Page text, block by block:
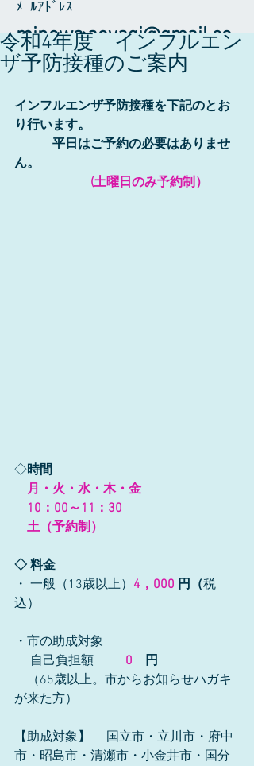
​ﾒｰﾙｱﾄﾞﾚｽ
minowa.aoyagi@gmail.co
m
令和4年度 インフルエン
ザ予防接種のご案内
インフルエンザ予防接種を下記のとお
り行います。
平日はご予約の必要はありませ
ん。
(土曜日のみ予約制）
◇時間
月・火・水・木・金
10：00～11：30
土（予約制）
◇ 料金
・ 一般（13歳以上） 4，000 円（税
込）
・市の助成対象
自己負担額 0
円
（65歳以上。市からお知らせハガキ
が来た方）
【助成対象】 　国立市・立川市・府中
市・昭島市・清瀬市・小金井市・国分